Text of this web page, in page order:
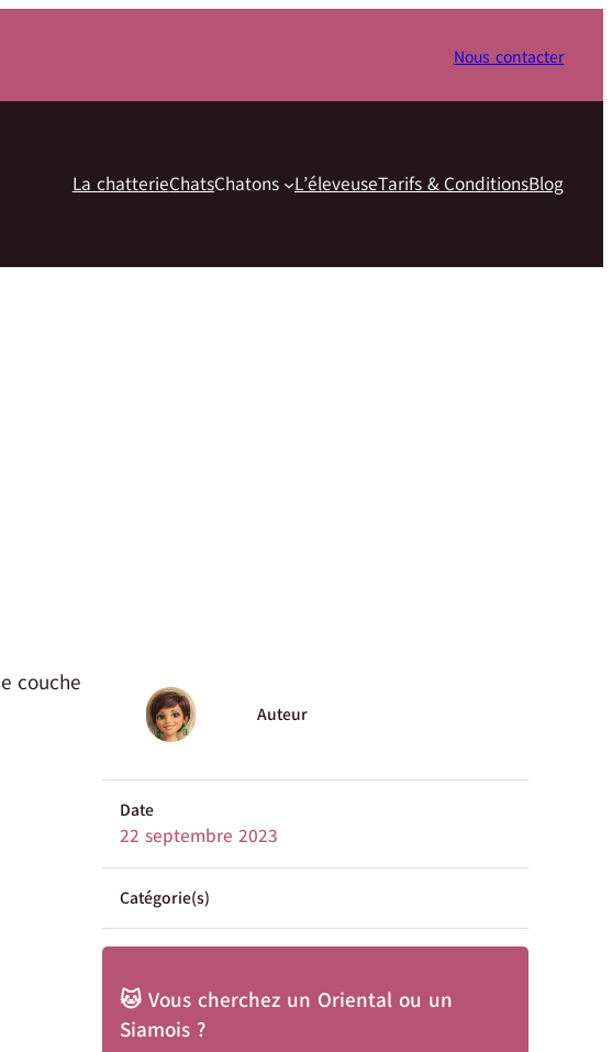
Nous contacter
La chatterieChatsChatons L’éleveuseTarifs & ConditionsBlog
couche
Auteur
Date
22 septembre 2023
Catégorie(s)
🐱 Vous cherchez un Oriental ou un
Siamois ?